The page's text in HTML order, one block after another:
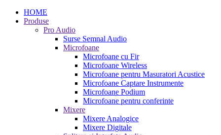
HOME
Produse
Pro Audio
Surse Semnal Audio
Microfoane
Microfoane cu Fir
Microfoane Wireless
Microfoane pentru Masuratori Acustice
Microfoane Captare Instrumente
Microfoane Podium
Microfoane pentru conferinte
Mixere
Mixere Analogice
Mixere Digitale